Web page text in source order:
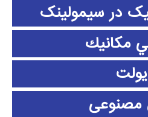
در سیمولینک
مكانيك